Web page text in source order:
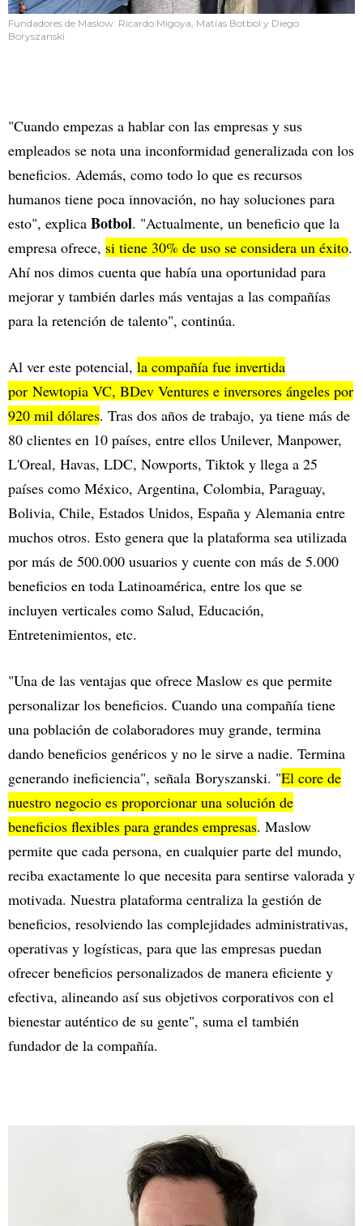
Fundadores de Maslow: Ricardo Migoya, Matías Botbol y Diego
Boryszanski
"Cuando empezas a hablar con las empresas y sus
empleados se nota una inconformidad generalizada con los
beneficios. Además, como todo lo que es recursos
humanos tiene poca innovación, no hay soluciones para
esto", explica Botbol. "Actualmente, un beneficio que la
empresa ofrece, si tiene 30% de uso se considera un éxito.
Ahí nos dimos cuenta que había una oportunidad para
mejorar y también darles más ventajas a las compañías
para la retención de talento", continúa.
Al ver este potencial, la compañía fue invertida
por Newtopia VC, BDev Ventures e inversores ángeles por
920 mil dólares. Tras dos años de trabajo, ya tiene más de
80 clientes en 10 países, entre ellos Unilever, Manpower,
L'Oreal, Havas, LDC, Nowports, Tiktok y llega a 25
países como México, Argentina, Colombia, Paraguay,
Bolivia, Chile, Estados Unidos, España y Alemania entre
muchos otros. Esto genera que la plataforma sea utilizada
por más de 500.000 usuarios y cuente con más de 5.000
beneficios en toda Latinoamérica, entre los que se
incluyen verticales como Salud, Educación,
Entretenimientos, etc.
"Una de las ventajas que ofrece Maslow es que permite
personalizar los beneficios. Cuando una compañía tiene
una población de colaboradores muy grande, termina
dando beneficios genéricos y no le sirve a nadie. Termina
generando ineficiencia", señala Boryszanski. "El core de
nuestro negocio es proporcionar una solución de
beneficios flexibles para grandes empresas. Maslow
permite que cada persona, en cualquier parte del mundo,
reciba exactamente lo que necesita para sentirse valorada y
motivada. Nuestra plataforma centraliza la gestión de
beneficios, resolviendo las complejidades administrativas,
operativas y logísticas, para que las empresas puedan
ofrecer beneficios personalizados de manera eficiente y
efectiva, alineando así sus objetivos corporativos con el
bienestar auténtico de su gente", suma el también
fundador de la compañía.